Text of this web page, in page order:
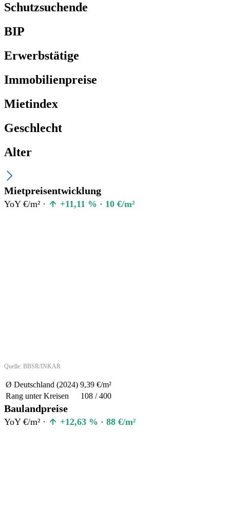
Schutzsuchende
BIP
Erwerbstätige
Immobilienpreise
Mietindex
Geschlecht
Alter
Mietpreisentwicklung
YoY €/m² · +11,11 % · 10 €/m²
Quelle: BBSR/INKAR
Ø Deutschland (2024) 9,39 €/m²
Rang unter Kreisen
108 / 400
Baulandpreise
YoY €/m² · +12,63 % · 88 €/m²